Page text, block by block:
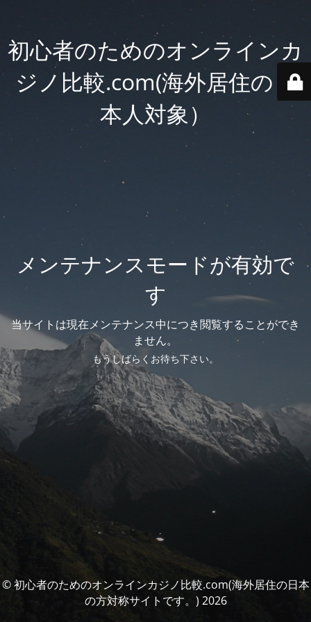
初心者のためのオンラインカ
ジノ比較.com(海外居住の日
本人対象）
メンテナンスモードが有効で
す
当サイトは現在メンテナンス中につき閲覧することができ
ません。
もうしばらくお待ち下さい。
© 初心者のためのオンラインカジノ比較.com(海外居住の日本
の方対称サイトです。) 2026